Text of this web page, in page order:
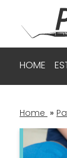
HOME
Home »